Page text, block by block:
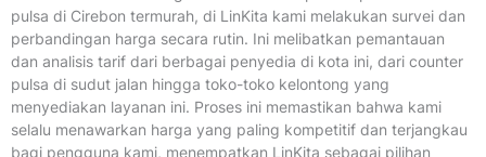
pulsa di Cirebon termurah, di LinKita kami melakukan survei dan
perbandingan harga secara rutin. Ini melibatkan pemantauan
dan analisis tarif dari berbagai penyedia di kota ini, dari counter
pulsa di sudut jalan hingga toko-toko kelontong yang
menyediakan layanan ini. Proses ini memastikan bahwa kami
selalu menawarkan harga yang paling kompetitif dan terjangkau
bagi pengguna kami, menempatkan LinKita sebagai pilihan